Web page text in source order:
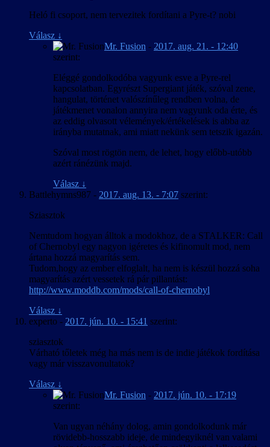
Heló fi csoport, nem tervezitek fordítani a Pyre-t? nobi
Válasz ↓
Mr. Fusion - 2017. aug. 21. - 12:40
szerint:
Eléggé gondolkodóba vagyunk esve a Pyre-rel
kapcsolatban. Egyrészt Supergiant játék, szóval zene,
hangulat, történet valószínűleg rendben volna, de
játékmenet vonalon annyira nem vagyunk oda érte, és
az eddig olvasott vélemények/értékelések is abba az
irányba mutatnak, ami miatt nekünk sem tetszik igazán.
Szóval most rögtön nem, de lehet, hogy előbb-utóbb
azért ránézünk majd.
Válasz ↓
Battlehymns987 - 2017. aug. 13. - 7:07 szerint:
Sziasztok
Nemtudom hogyan álltok a modokhoz, de a STALKER: Call
of Chernobyl egy nagyon igéretes és kifinomult mod, nem
ártana hozzá magyarítás sem.
Tudom,hogy az ember elfoglalt, ha nem is készül hozzá soha
magyarítás azért vessetek rá pár pillantást:
http://www.moddb.com/mods/call-of-chernobyl
Válasz ↓
experto - 2017. jún. 10. - 15:41 szerint:
sziasztok
Várható tőletek még ha más nem is de indie játékok fordítása
vagy már visszavonultatok?
Válasz ↓
Mr. Fusion - 2017. jún. 10. - 17:19
szerint:
Van ugyan néhány dolog, amin gondolkodunk már
rövidebb-hosszabb ideje, de mindegyiknél van valami